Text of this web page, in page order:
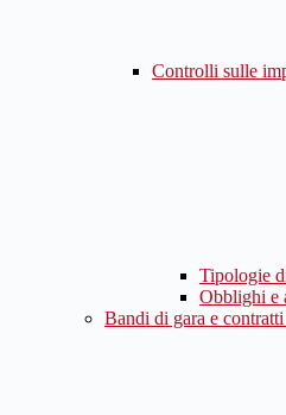
Controlli sulle
Tipologie
Obblighi e
Bandi di gara e contratti